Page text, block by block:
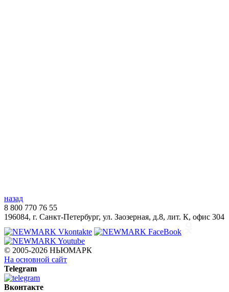
назад
8 800 770 76 55
196084, г. Санкт-Петербург, ул. Заозерная, д.8, лит. К, офис 304
© 2005-2026 НЬЮМАРК
На основной сайт
Telegram
Вконтакте